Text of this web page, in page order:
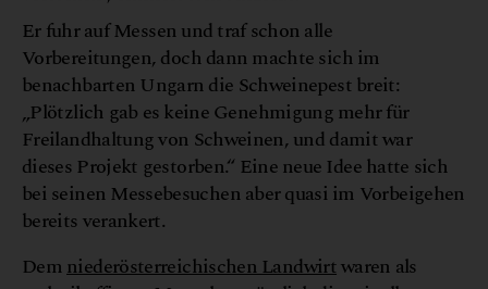
Er fuhr auf Messen und traf schon alle
Vorbereitungen, doch dann machte sich im
benachbarten Ungarn die Schweinepest breit:
„Plötzlich gab es keine Genehmigung mehr für
Freilandhaltung von Schweinen, und damit war
dieses Projekt gestorben.“ Eine neue Idee hatte sich
bei seinen Messebesuchen aber quasi im Vorbeigehen
bereits verankert.
Demniederösterreichischen Landwirtwaren als